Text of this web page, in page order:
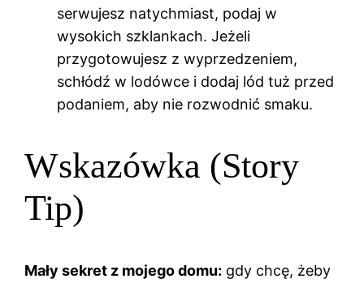
serwujesz natychmiast, podaj w
wysokich szklankach. Jeżeli
przygotowujesz z wyprzedzeniem,
schłódź w lodówce i dodaj lód tuż przed
podaniem, aby nie rozwodnić smaku.
Wskazówka (Story
Tip)
Mały sekret z mojego domu: gdy chcę, żeby